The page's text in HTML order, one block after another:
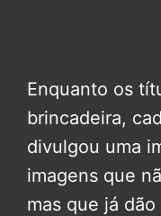
Enquanto os
brincadeira,
divulgou uma
imagens que
mas que já